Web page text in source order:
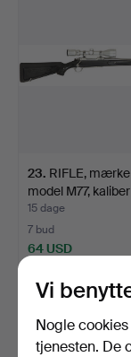
23. RIFLE,
model M77,
15 dage
7 bud
64 USD
Vi
Nogle
tjenesten. De